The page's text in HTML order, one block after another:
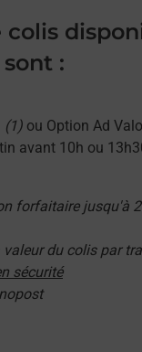
colis
sont :
(1) ou Option Ad
avant 10h ou
forfaitaire jusqu'à
du colis par
sécurité